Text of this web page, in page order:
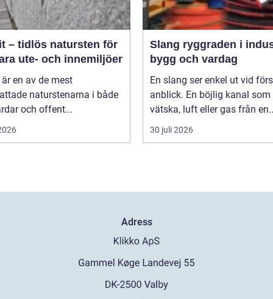
– tidlös natursten för
ute- och innemiljöer
en av de mest
naturstenarna i både
och offent...
Slang ryggraden i industri,
bygg och vardag
En slang ser enkel ut vid
anblick. En böjlig kanal
vätska, luft eller gas från
30 juli 2026
Adress